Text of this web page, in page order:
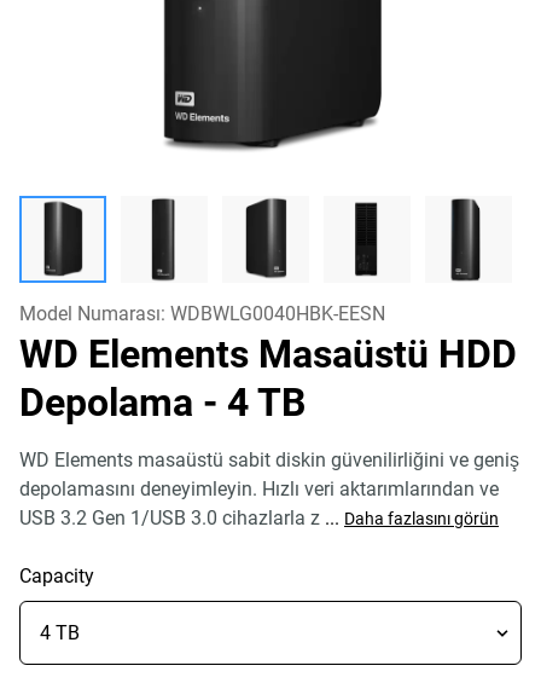
Model Numarası: WDBWLG0040HBK-EESN
WD Elements Masaüstü HDD
Depolama - 4 TB
WD Elements masaüstü sabit diskin güvenilirliğini ve geniş
depolamasını deneyimleyin. Hızlı veri aktarımlarından ve
USB 3.2 Gen 1/USB 3.0 cihazlarla z ... Daha fazlasını görün
Capacity